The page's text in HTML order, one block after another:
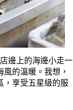
邊上的海邊小走一
的溫暖。我想，
，享受五星級的服